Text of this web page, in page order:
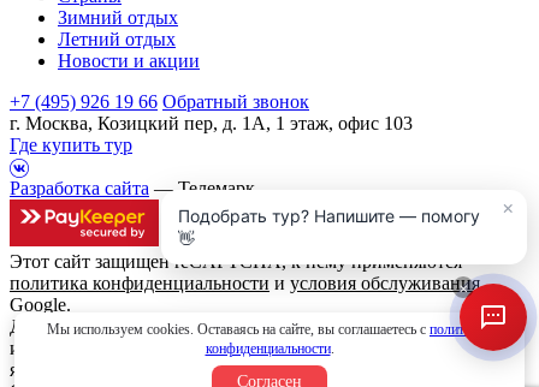
Зимний отдых
Летний отдых
Новости и акции
+7 (495) 926 19 66 Обратный звонок
г. Москва, Козицкий пер, д. 1А, 1 этаж, офис 103
Где купить тур
Разработка сайта— Телемарк
Этот сайт защищен reCAPTCHA, к нему применяются
политика конфиденциальности и условия обслуживания
Google.
Данный интернет сайт носит исключительно
информационный характер и вся информация на нем не
является публичной офертой, определяемой положениями
Мы используем cookies. Оставаясь на сайте, вы соглашаетесь с политикой
конфиденциальности.
Согласен
×
Подобрать тур? Напишите — помогу
👋
×